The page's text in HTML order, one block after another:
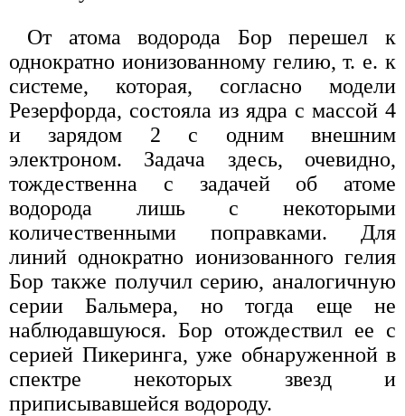
От атома водорода Бор перешел к
однократно ионизованному гелию, т. е. к
системе, которая, согласно модели
Резерфорда, состояла из ядра с массой 4
и зарядом 2 с одним внешним
электроном. Задача здесь, очевидно,
тождественна с задачей об атоме
водорода лишь с некоторыми
количественными поправками. Для
линий однократно ионизованного гелия
Бор также получил серию, аналогичную
серии Бальмера, но тогда еще не
наблюдавшуюся. Бор отождествил ее с
серией Пикеринга, уже обнаруженной в
спектре некоторых звезд и
приписывавшейся водороду.